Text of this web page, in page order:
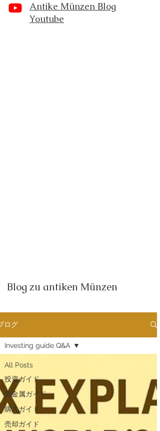
Antike Münzen Blog
Youtube
Blog zu antiken Münzen
ログ
All Posts
投資ガイド
貴金属ガイド
購入ガイド
売却ガイド
Investing guide Q&A